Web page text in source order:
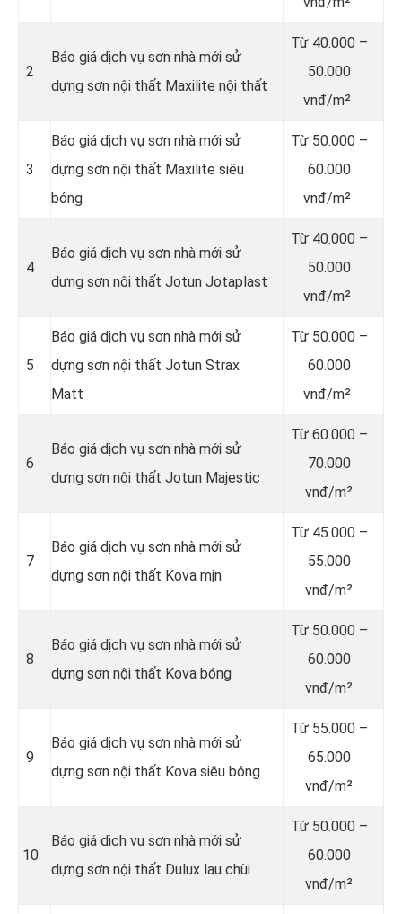
2
Báo giá dịch vụ sơn nhà mới sử
dựng sơn nội thất Maxilite nội thất
Từ 40.000 –
50.000
vnđ/m²
3
Báo giá dịch vụ sơn nhà mới sử
dựng sơn nội thất Maxilite siêu
bóng
Từ 50.000 –
60.000
vnđ/m²
4
Báo giá dịch vụ sơn nhà mới sử
dựng sơn nội thất Jotun Jotaplast
Từ 40.000 –
50.000
vnđ/m²
5
Báo giá dịch vụ sơn nhà mới sử
dựng sơn nội thất Jotun Strax
Matt
Từ 50.000 –
60.000
vnđ/m²
6
Báo giá dịch vụ sơn nhà mới sử
dựng sơn nội thất Jotun Majestic
Từ 60.000 –
70.000
vnđ/m²
7
Báo giá dịch vụ sơn nhà mới sử
dựng sơn nội thất Kova mịn
Từ 45.000 –
55.000
vnđ/m²
8
Báo giá dịch vụ sơn nhà mới sử
dựng sơn nội thất Kova bóng
Từ 50.000 –
60.000
vnđ/m²
9
Báo giá dịch vụ sơn nhà mới sử
dựng sơn nội thất Kova siêu bóng
Từ 55.000 –
65.000
vnđ/m²
10
Báo giá dịch vụ sơn nhà mới sử
dựng sơn nội thất Dulux lau chùi
Từ 50.000 –
60.000
vnđ/m²